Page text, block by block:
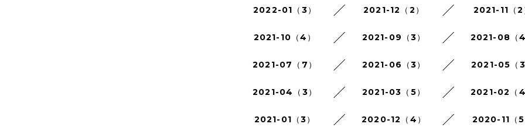
2022-01（3） 2021-12（2） 2021-11（2
2021-10（4） 2021-09（3） 2021-08（
2021-07（7） 2021-06（3） 2021-05（
2021-04（3） 2021-03（5） 2021-02（
2021-01（3） 2020-12（4） 2020-11（